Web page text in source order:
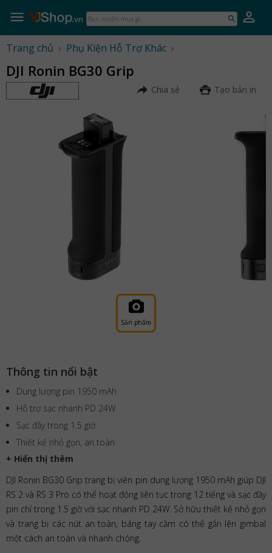
Bạn
muốn
gì...
Trang chủ › Phụ Kiện Hỗ Trợ Khác ›
DJI Ronin BG30 Grip
Chia sẻ Tạo bản in
Sản phẩm
Thông tin nổi bật
Dung lượng pin 1950 mAh
Hỗ trợ sạc nhanh PD 24W
Sạc đầy trong 1.5 giờ
Thiết kế nhỏ gọn, an toàn
+ Hiển thị thêm
DJI Ronin BG30 Grip trang bị viên pin dung lượng 1950 mAh giúp DJI
RS 2 và RS 3 Pro có thể hoạt động liên tục trong 12 tiếng và sạc đầy
pin chỉ trong 1.5 giờ với sạc nhanh PD 24W. Sở hữu thiết kế nhỏ gọn
và trang bị các nút an toàn, báng tay cầm có thể gắn lên gimbal
một cách an toàn và nhanh chóng.